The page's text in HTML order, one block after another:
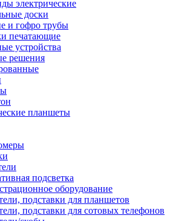
электрические
доски
и гофро трубы
печатающие
устройства
решения
планшеты
подсветка
оборудование
подставки для планшетов
подставки для сотовых телефонов